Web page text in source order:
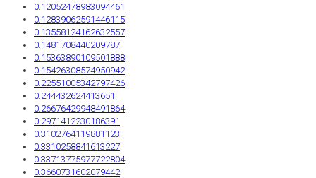
0.12052478983094461
0.12839062591446115
0.13558124162632557
0.1481708440209787
0.15363890109501888
0.15426308574950942
0.22551005342797426
0.244432624413651
0.26676429948491864
0.2971412230186391
0.3102764119881123
0.3310258841613227
0.33713775977722804
0.3660731602079442